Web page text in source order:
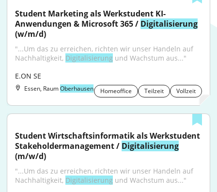
Student Marketing als Werkstudent KI-
Anwendungen & Microsoft 365 / Digitalisierung
(w/m/d)
"...Um das zu erreichen, richten wir unser Handeln auf
Nachhaltigkeit, Digitalisierung und Wachstum aus..."
E.ON SE
Essen, RaumOberhausen Homeoffice Teilzeit Vollzeit
Student Wirtschaftsinformatik als Werkstudent
Stakeholdermanagement / Digitalisierung
(m/w/d)
"...Um das zu erreichen, richten wir unser Handeln auf
Nachhaltigkeit, Digitalisierung und Wachstum aus..."